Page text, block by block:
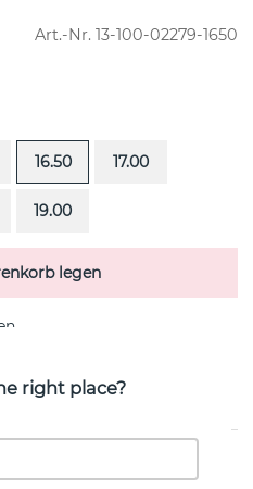
Art.-Nr. 13-100-02279-1650
16.50 17.00
19.00
legen
right place?